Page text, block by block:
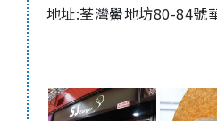
地址:荃灣鱟地坊80-84號